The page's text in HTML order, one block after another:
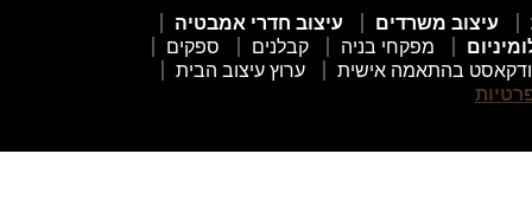
עיצוב משרדים
עיצוב חדרי אמבטיה
מפקחי בניה קבלנים
ספקים
בהתאמה אישית
ערוץ עיצוב הבית